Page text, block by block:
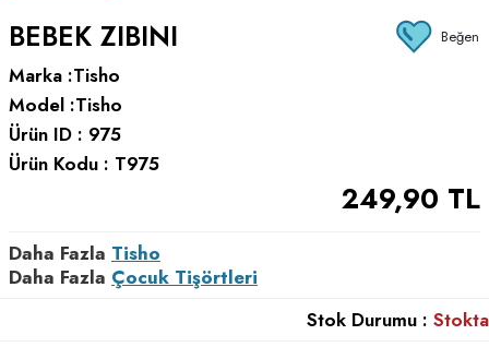
BEBEK ZIBINI Beğen
Marka :Tisho
Model :Tisho
Ürün ID : 975
Ürün Kodu : T975
249,90 TL
Daha Fazla Tisho
Daha Fazla Çocuk Tişörtleri
Stok Durumu : Stokta